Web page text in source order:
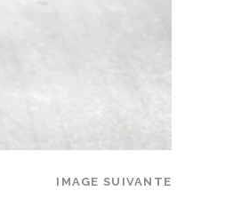
IMAGE SUIVANTE